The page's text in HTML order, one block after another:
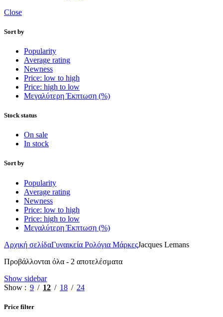
Close
Sort by
Popularity
Average rating
Newness
Price: low to high
Price: high to low
Μεγαλύτερη Έκπτωση (%)
Stock status
On sale
In stock
Sort by
Popularity
Average rating
Newness
Price: low to high
Price: high to low
Μεγαλύτερη Έκπτωση (%)
Αρχική σελίδαΓυναικεία Ρολόγια ΜάρκεςJacques Lemans
Προβάλλονται όλα - 2 αποτελέσματα
Show sidebar
Show
9 12 18 24
Price filter